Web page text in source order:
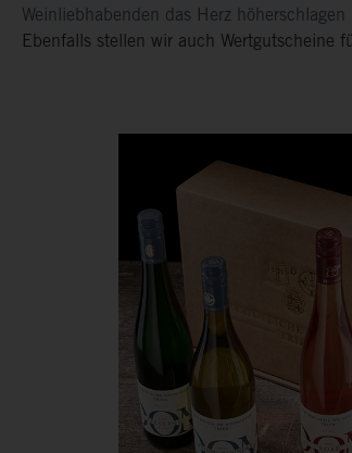
Weinliebhabenden das Herz höherschlagen
Ebenfalls stellen wir auch Wertgutscheine